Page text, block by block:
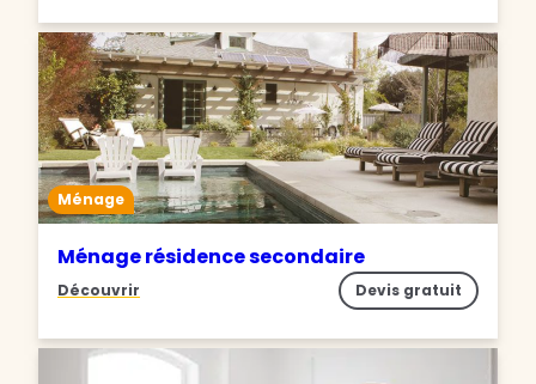
Ménage
Ménage résidence secondaire
Découvrir Devis gratuit